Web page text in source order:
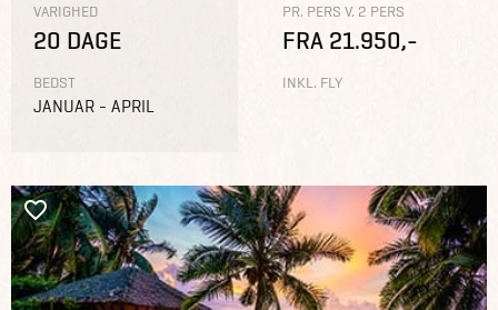
VARIGHED
20 DAGE
BEDST
JANUAR - APRIL
PR. PERS V. 2 PERS
FRA 21.950,-
INKL. FLY